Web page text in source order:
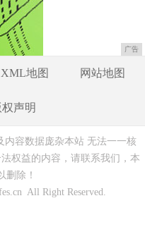
广告
XML地图 网站地图
权声明
内容数据庞杂本站 无法一一核
权益的内容，请联系我们，本
删除！
All Right Reserved.